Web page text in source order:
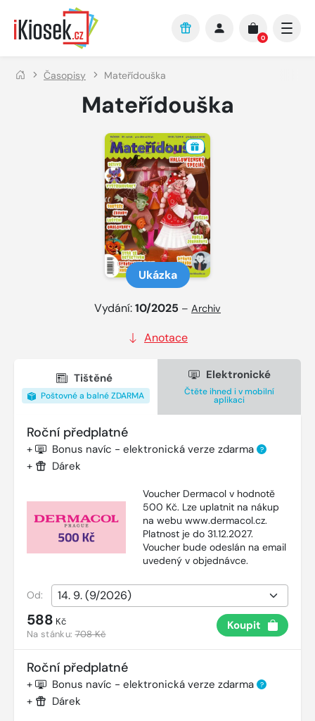
Přejít na hlavní obsah
0
Časopisy Mateřídouška
Mateřídouška
Ukázka
Vydání:10/2025 – Archiv
Anotace
Tištěné
Poštovné a balné ZDARMA
Elektronické
Čtěte ihned i v mobilní
aplikaci
Roční předplatné
+ Bonus navíc - elektronická verze zdarma ?
+ Dárek
Voucher Dermacol v hodnotě
500 Kč. Lze uplatnit na nákup
na webu www.dermacol.cz.
Platnost je do 31.12.2027.
Voucher bude odeslán na email
uvedený v objednávce.
Od:
588 Kč
Na stánku:708 Kč
Koupit
Roční předplatné
+ Bonus navíc - elektronická verze zdarma ?
+ Dárek